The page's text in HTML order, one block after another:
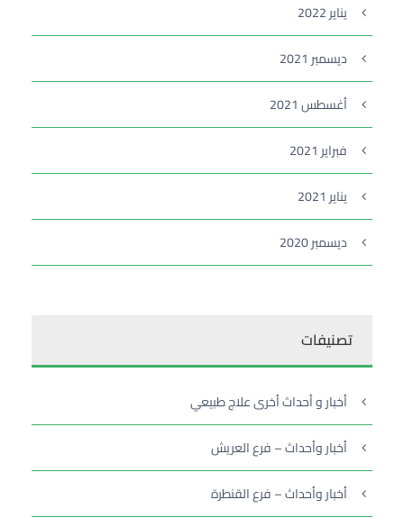
يناير 2022
ديسمبر 2021
أغسطس 2021
فبراير 2021
يناير 2021
ديسمبر 2020
تصنيفات
أخبار و أحداث أخرى علاج طبيعي
أخبار وأحداث – فرع العريش
أخبار وأحداث – فرع القنطرة